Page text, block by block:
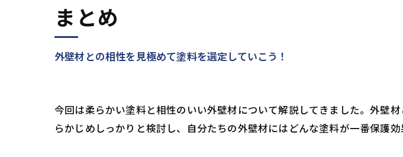
外壁材との相性を見極めて塗料を選定していこう！
まとめ
今回は柔らかい塗料と相性のいい外壁材について解説してきました。外壁
らかじめしっかりと検討し、自分たちの外壁材にはどんな塗料が一番保護